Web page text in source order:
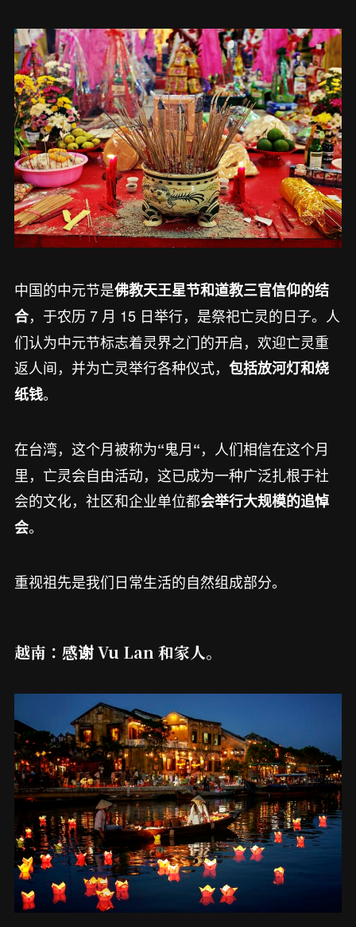
中国的中元节是佛教天王星节和道教三官信仰的结
合，于农历 7 月 15 日举行，是祭祀亡灵的日子。人
们认为中元节标志着灵界之门的开启，欢迎亡灵重
返人间，并为亡灵举行各种仪式， 包括放河灯和烧
纸钱。
在台湾，这个月被称为“鬼月“，人们相信在这个月
里，亡灵会自由活动，这已成为一种广泛扎根于社
会的文化，社区和企业单位都会举行大规模的追悼
会。
重视祖先是我们日常生活的自然组成部分。
越南：感谢 Vu Lan 和家人。